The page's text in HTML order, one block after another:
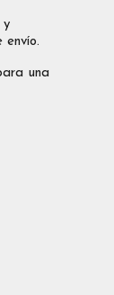
y
envío.
una